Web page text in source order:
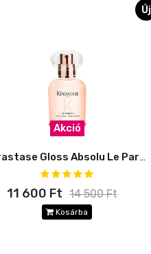
Új
Akció
Kérastase Gloss Absolu Le Parfum
11 600 Ft 14 500 Ft
Kosárba